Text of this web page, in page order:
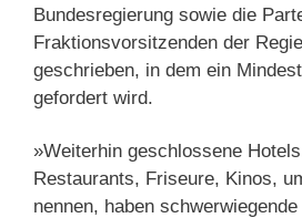
Bundesregierung sowie die
Fraktionsvorsitzenden der
geschrieben, in dem ein
gefordert wird.
»Weiterhin geschlossene
Restaurants, Friseure, Kinos,
nennen, haben